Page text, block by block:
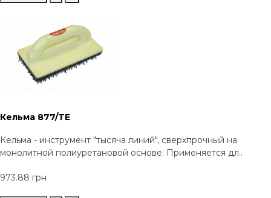
Кельма 877/TE
Кельма - инструмент "тысяча линий", сверхпрочный на
монолитной полиуретановой основе. Применяется дл..
973.88 грн